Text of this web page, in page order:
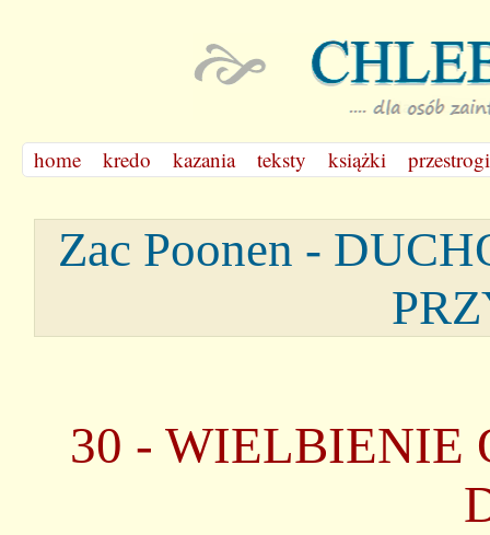
home kredo kazania teksty książki przestrogi
Zac Poonen -
30 - WIELBIENIE